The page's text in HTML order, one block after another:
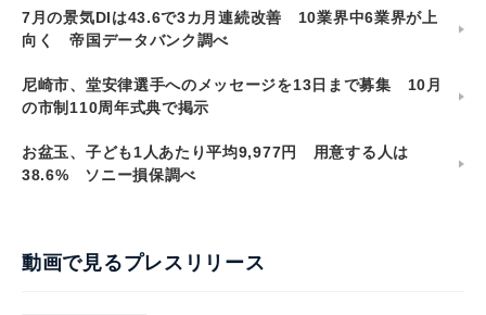
7月の景気DIは43.6で3カ月連続改善 10業界中6業界が上
向く 帝国データバンク調べ
尼崎市、堂安律選手へのメッセージを13日まで募集 10月
の市制110周年式典で掲示
お盆玉、子ども1人あたり平均9,977円 用意する人は
38.6% ソニー損保調べ
動画で見るプレスリリース